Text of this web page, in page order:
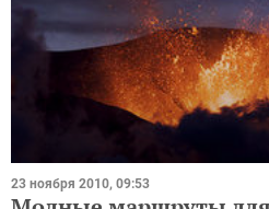
23 ноября 2010, 09:53